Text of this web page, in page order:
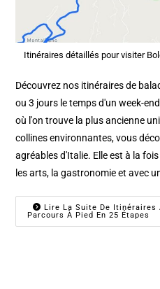
Itinéraires détaillés pour visiter
Découvrez nos itinéraires de
ou 3 jours le temps d'un week-
où l'on trouve la plus ancienne
collines environnantes, vous
agréables d'Italie. Elle est à la
les arts, la gastronomie et avec
Lire La Suite De Itinéraires
Parcours À Pied En 25 Étapes